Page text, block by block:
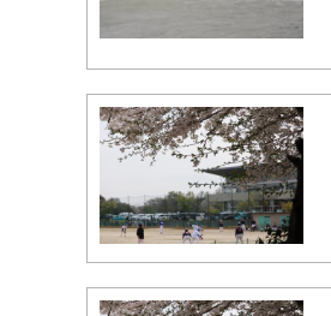
マイメディア検索